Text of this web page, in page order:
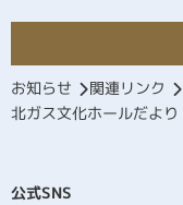
お知らせ 関連リンク
北ガス文化ホールだより
公式SNS